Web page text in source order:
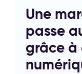
Une
passe
grâce à